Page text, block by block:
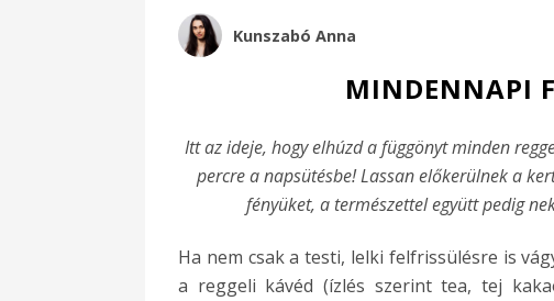
Kunszabó Anna
MINDENNAPI
Itt az ideje, hogy elhúzd a függönyt minden
percre a napsütésbe! Lassan előkerülnek a
fényüket, a természettel együtt pedig
Ha nem csak a testi, lelki felfrissülésre is
a reggeli kávéd (ízlés szerint tea, tej